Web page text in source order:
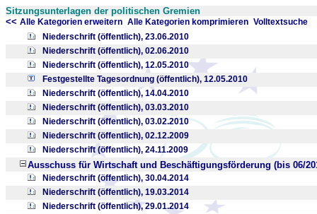
Sitzungsunterlagen der politischen Gremien
<< Alle Kategorien erweitern Alle Kategorien komprimieren Volltextsuche
Niederschrift (öffentlich), 23.06.2010
Niederschrift (öffentlich), 02.06.2010
Niederschrift (öffentlich), 12.05.2010
Festgestellte Tagesordnung (öffentlich), 12.05.2010
Niederschrift (öffentlich), 14.04.2010
Niederschrift (öffentlich), 03.03.2010
Niederschrift (öffentlich), 03.02.2010
Niederschrift (öffentlich), 02.12.2009
Niederschrift (öffentlich), 24.11.2009
Ausschuss für Wirtschaft und Beschäftigungsförderung (bis 06/
Niederschrift (öffentlich), 30.04.2014
Niederschrift (öffentlich), 19.03.2014
Niederschrift (öffentlich), 29.01.2014